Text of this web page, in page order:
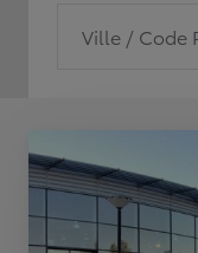
Ville / Code